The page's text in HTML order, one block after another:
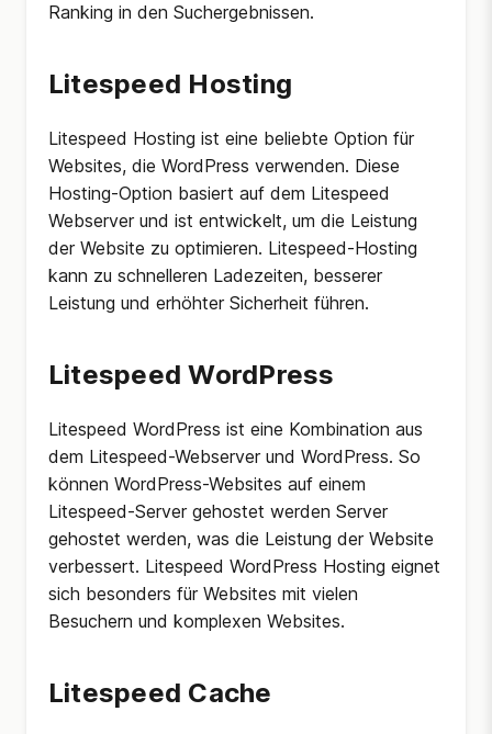
Ranking in den Suchergebnissen.
Litespeed Hosting
Litespeed Hosting ist eine beliebte Option für
Websites, die WordPress verwenden. Diese
Hosting-Option basiert auf dem Litespeed
Webserver und ist entwickelt, um die Leistung
der Website zu optimieren. Litespeed-Hosting
kann zu schnelleren Ladezeiten, besserer
Leistung und erhöhter Sicherheit führen.
Litespeed WordPress
Litespeed WordPress ist eine Kombination aus
dem Litespeed-Webserver und WordPress. So
können WordPress-Websites auf einem
Litespeed-Server gehostet werden Server
gehostet werden, was die Leistung der Website
verbessert. Litespeed WordPress Hosting eignet
sich besonders für Websites mit vielen
Besuchern und komplexen Websites.
Litespeed Cache